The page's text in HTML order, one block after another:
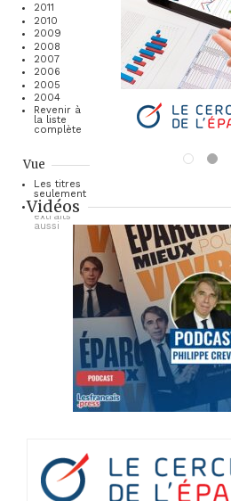
2011
2010
2009
2008
2007
2006
2005
2004
Revenir à
la liste
complète
Vue
Les titres
seulement
Les
extraits
aussi
Vidéos